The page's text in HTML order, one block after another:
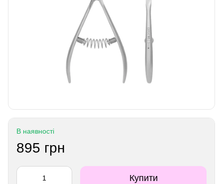
В наявності
895 грн
Купити